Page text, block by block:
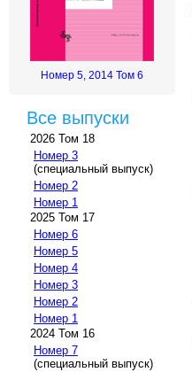
Номер 5, 2014 Том 6
Все выпуски
2026 Том 18
Номер 3
(специальный выпуск)
Номер 2
Номер 1
2025 Том 17
Номер 6
Номер 5
Номер 4
Номер 3
Номер 2
Номер 1
2024 Том 16
Номер 7
(специальный выпуск)